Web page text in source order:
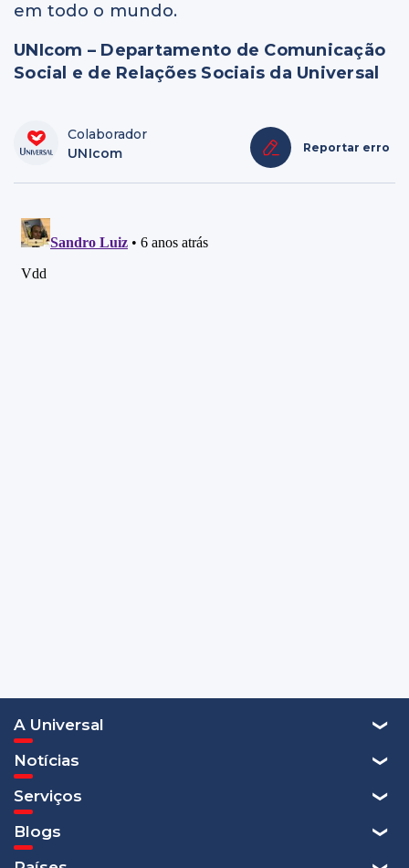
em todo o mundo.
UNIcom – Departamento de Comunicação
Social e de Relações Sociais da Universal
Colaborador
UNIcom
Reportar erro
A Universal
Notícias
Serviços
Blogs